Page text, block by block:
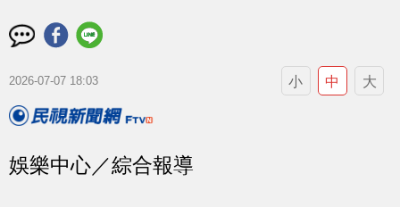
2026-07-07 18:03 小 中 大
娛樂中心／綜合報導